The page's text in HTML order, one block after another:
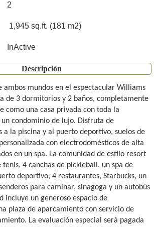
2
1,945 sq.ft. (181 m2)
InActive
Descripción
ambos mundos en el espectacular Williams
de 3 dormitorios y 2 baños, completamente
como una casa privada con toda la
condominio de lujo. Disfruta de
a la piscina y al puerto deportivo, suelos de
con electrodomésticos de alta
en un spa. La comunidad de estilo resort
tenis, 4 canchas de pickleball, un spa de
deportivo, 4 restaurantes, Starbucks, un
para caminar, sinagoga y un autobús
incluye un generoso espacio de
plaza de aparcamiento con servicio de
La evaluación especial será pagada